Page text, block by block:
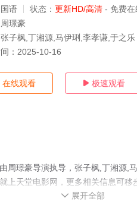
国语 状态： 更新HD/高清 - 免费
周璟豪
张子枫,丁湘源,马伊琍,李孝谦,于之乐
： 2025-10-16
在线观看  极速观看
周璟豪导演执导，张子枫,丁湘源,
上天堂电影网，更多相关信息可移
 展开全部